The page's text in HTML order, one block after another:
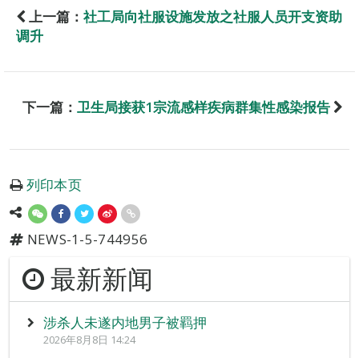
上一篇： 社工局向社服设施发放之社服人员开支资助
调升
下一篇： 卫生局接获1宗流感样疾病群集性感染报告
列印本页
NEWS-1-5-744956
最新新闻
涉杀人未遂内地男子被羁押
2026年8月8日 14:24